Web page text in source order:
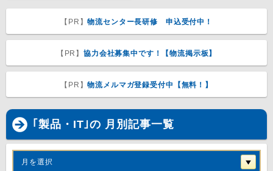
【PR】物流センター長研修 申込受付中！
【PR】協力会社募集中です！【物流掲示板】
【PR】物流メルマガ登録受付中【無料！】
｢製品・IT｣の 月別記事一覧
月を選択